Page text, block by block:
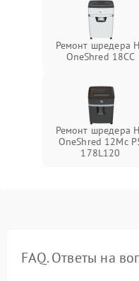
Ремонт шредера
OneShred 18CC
Ремонт шредера
OneShred 12Mc
178L120
FAQ. Ответы на